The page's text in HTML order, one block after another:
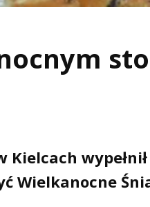
Wielkanocne